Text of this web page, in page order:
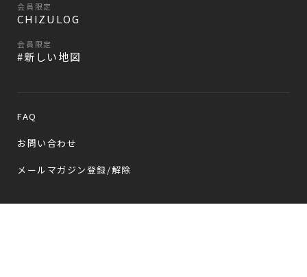
会員限定
CHIZULOG
会員限定
#新しい地図
FAQ
お問い合わせ
メールマガジン登録/解除